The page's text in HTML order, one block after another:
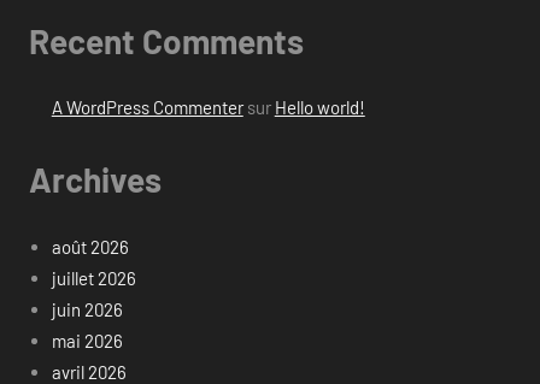
Recent Comments
A WordPress Commentersur Hello world!
Archives
août 2026
juillet 2026
juin 2026
mai 2026
avril 2026